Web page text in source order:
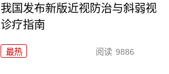
我国发布新版近视防治与斜弱视
诊疗指南
最热 阅读 9886